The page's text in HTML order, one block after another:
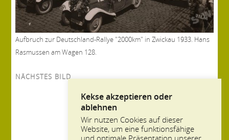
Aufbruch zur Deutschland-Rallye "2000km" in Zwickau 1933. Hans
Rasmussen am Wagen 128.
NÄCHSTES BILD
Kekse akzeptieren oder
ablehnen
Wir nutzen Cookies auf dieser
Website, um eine funktionsfähige